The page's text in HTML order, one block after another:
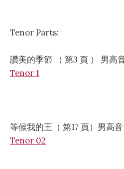
Tenor Parts:
讚美的季節 （ 第3 頁 ） 男高
Tenor 1
等候我的王（ 第17 頁）男高音
Tenor 02